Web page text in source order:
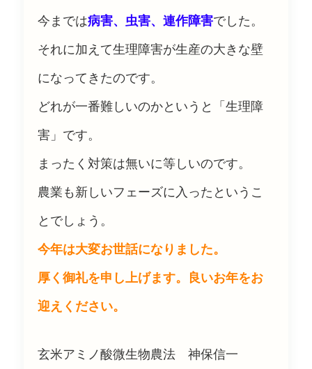
今までは病害、虫害、連作障害でした。
それに加えて生理障害が生産の大きな壁
になってきたのです。
どれが一番難しいのかというと「生理障
害」です。
まったく対策は無いに等しいのです。
農業も新しいフェーズに入ったというこ
とでしょう。
今年は大変お世話になりました。
厚く御礼を申し上げます。良いお年をお
迎えください。
玄米アミノ酸微生物農法 神保信一